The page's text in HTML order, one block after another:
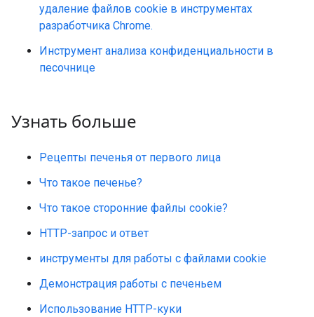
удаление файлов cookie в инструментах
разработчика Chrome.
Инструмент анализа конфиденциальности в
песочнице
Узнать больше
Рецепты печенья от первого лица
Что такое печенье?
Что такое сторонние файлы cookie?
HTTP-запрос и ответ
инструменты для работы с файлами cookie
Демонстрация работы с печеньем
Использование HTTP-куки